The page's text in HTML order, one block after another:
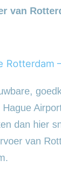
van
Rotterdam
dan hier
van